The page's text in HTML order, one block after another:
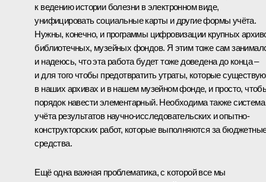
к ведению истории болезни в электронном виде,
унифицировать социальные карты и другие формы учёта.
Нужны, конечно, и программы цифровизации крупных
библиотечных, музейных фондов. Я этим тоже сам
и надеюсь, что эта работа будет тоже доведена до конца –
и для того чтобы предотвратить утраты, которые
в наших архивах и в нашем музейном фонде, и просто,
порядок навести элементарный. Необходима также система
учёта результатов научно-исследовательских и опытно-
конструкторских работ, которые выполняются за
средства.
Ещё одна важная проблематика, с которой все мы